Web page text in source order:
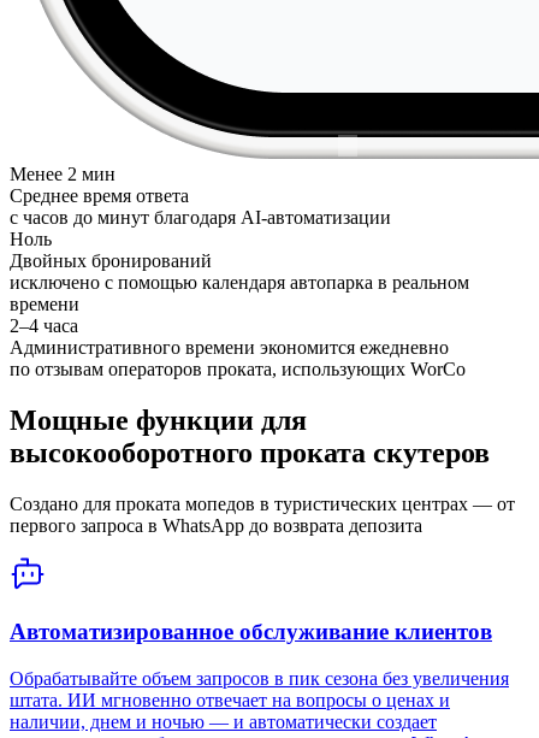
Менее 2 мин
Среднее время ответа
с часов до минут благодаря AI-автоматизации
Ноль
Двойных бронирований
исключено с помощью календаря автопарка в реальном
времени
2–4 часа
Административного времени экономится ежедневно
по отзывам операторов проката, использующих WorCo
Мощные функции для
высокооборотного проката скутеров
Создано для проката мопедов в туристических центрах — от
первого запроса в WhatsApp до возврата депозита
Автоматизированное обслуживание клиентов
Обрабатывайте объем запросов в пик сезона без увеличения
штата. ИИ мгновенно отвечает на вопросы о ценах и
наличии, днем и ночью — и автоматически создает